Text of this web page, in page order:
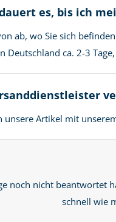
es, bis ich
ab, wo Sie sich
Deutschland ca. 2-3
unsere Artikel mit
noch nicht beantwortet
schnell wie